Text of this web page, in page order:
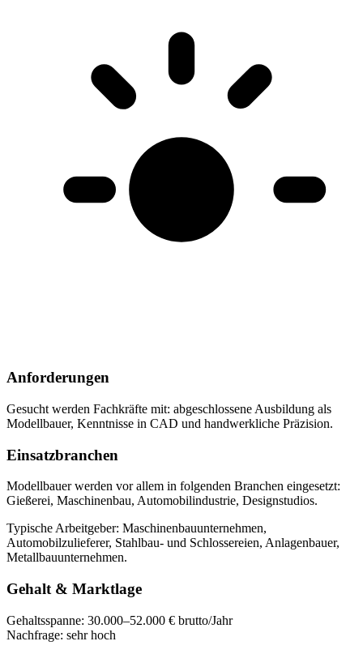
Anforderungen
Gesucht werden Fachkräfte mit: abgeschlossene Ausbildung als
Modellbauer, Kenntnisse in CAD und handwerkliche Präzision.
Einsatzbranchen
Modellbauerwerden vor allem in folgenden Branchen eingesetzt:
Gießerei, Maschinenbau, Automobilindustrie, Designstudios.
Typische Arbeitgeber: Maschinenbauunternehmen,
Automobilzulieferer, Stahlbau- und Schlossereien, Anlagenbauer,
Metallbauunternehmen.
Gehalt & Marktlage
Gehaltsspanne: 30.000–52.000 € brutto/Jahr
Nachfrage: sehr hoch